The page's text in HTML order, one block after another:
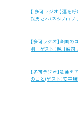
【 多可ラジオ 】運を
武男さん（スタブロブ
【多可ラジオ】全国
則 ゲスト：越川誠司
【多可ラジオ】途絶
のこと(ゲスト：安平